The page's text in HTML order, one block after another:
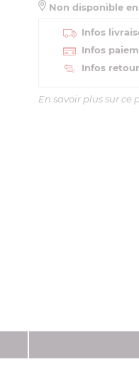
Non disponible
Infos
Infos
Infos retour
En savoir plus sur ce